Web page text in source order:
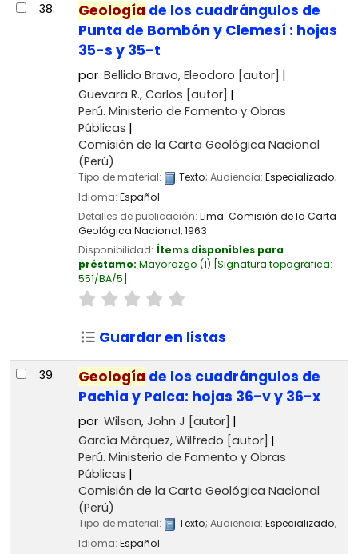
38. Geología de los cuadrángulos de
Punta de Bombón y Clemesí : hojas
35-s y 35-t
por Bellido Bravo, Eleodoro [autor]
Guevara R., Carlos [autor]
Perú. Ministerio de Fomento y Obras
Públicas
Comisión de la Carta Geológica Nacional
(Perú)
Tipo de material: Texto; Audiencia: Especializado;
Idioma: Español
Detalles de publicación: Lima: Comisión de la Carta
Geológica Nacional,1963
Disponibilidad: Ítems disponibles para
préstamo: Mayorazgo (1) Signatura topográfica:
551/BA/5 .
Guardar en listas
39. Geología de los cuadrángulos de
Pachia y Palca: hojas 36-v y 36-x
por Wilson, John J [autor]
García Márquez, Wilfredo [autor]
Perú. Ministerio de Fomento y Obras
Públicas
Comisión de la Carta Geológica Nacional
(Perú)
Tipo de material: Texto; Audiencia: Especializado;
Idioma: Español